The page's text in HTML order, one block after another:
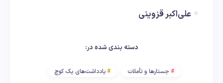
علی‌اکبر قزوینی
دسته بندی شده در:
جستارها و تأملات یادداشت‌های یک کوچ